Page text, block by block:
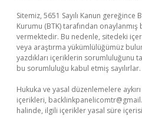
Sitemiz, 5651 Sayılı Kanun
Kurumu (BTK) tarafından onaylanmış
vermektedir. Bu nedenle, sitedeki
veya araştırma yükümlülüğümüz
yazdıkları içeriklerin sorumluluğunu
bu sorumluluğu kabul etmiş sayılırlar.
Hukuka ve yasal düzenlemelere
içerikleri,
halinde, ilgili içerikler yasal süre